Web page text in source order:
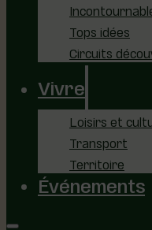
Tops idées
Circuits
Vivre
Loisirs et
Transport
Territoire
Événements